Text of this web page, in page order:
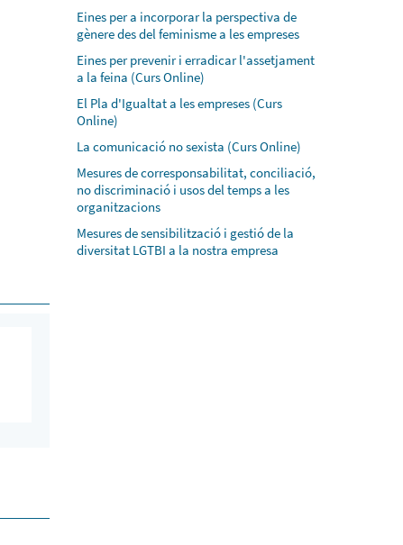
Eines per a incorporar la perspectiva de
gènere des del feminisme a les empreses
Eines per prevenir i erradicar l'assetjament
a la feina (Curs Online)
El Pla d'Igualtat a les empreses (Curs
Online)
La comunicació no sexista (Curs Online)
Mesures de corresponsabilitat, conciliació,
no discriminació i usos del temps a les
organitzacions
Mesures de sensibilització i gestió de la
diversitat LGTBI a la nostra empresa